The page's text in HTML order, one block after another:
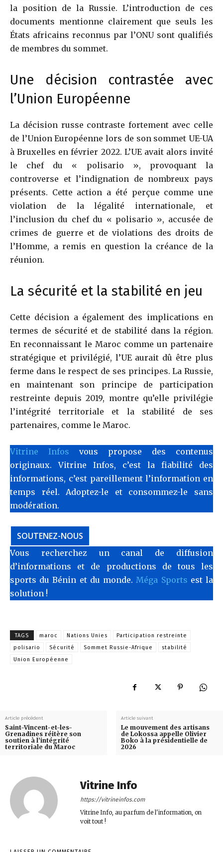
la position de la Russie. L’introduction de ces
documents mentionne clairement que seuls les
États africains reconnus par l’ONU sont qualifiés
de membres du sommet.
Une décision contrastée avec
l’Union Européenne
La décision russe contraste fortement avec celle
de l’Union Européenne lors de son sommet UE-UA
à Bruxelles en février 2022. L’UE avait alors invité
le chef du « polisario », provoquant la
controverse et l’indignation de nombreux pays
présents. Cette action a été perçue comme une
violation de la légalité internationale, et
l’inclusion du chef du « polisario », accusée de
crimes de guerre et de violations des droits de
l’Homme, a remis en question la créance de la
réunion.
La sécurité et la stabilité en jeu
Cette décision a également des implications en
termes de sécurité et de stabilité dans la région.
En reconnaissant le Maroc comme un partenaire
stratégique et privilégié, l’UE aurait dû être plus
ferme dans le respect de ses principes. La Russie,
en maintenant son principe de participation
restreinte depuis 2019, montre qu’elle privilégie
l’intégrité territoriale et la stabilité de ses
partenaires, comme le Maroc.
Vitrine Infos vous propose des contenus
originaux. Vitrine Infos, c’est la fiabilité des
informations, c’est pareillement l’information en
temps réel. Adoptez-le et consommez-le sans
modération.
SOUTENEZ-NOUS
Vous recherchez un canal de diffusion
d’informations et de productions de tous les
sports du Bénin et du monde. Méga Sports est la
solution !
TAGS maroc Nations Unies
Participation restreinte
polisario
Sécurité Sommet Russie-Afrique
stabilité
Union Européenne
Article précédent
Saint-Vincent-et-les-
Grenadines réitère son
soutien à l’intégrité
territoriale du Maroc
Article suivant
Le mouvement des artisans
de Lokossa appelle Olivier
Boko à la présidentielle de
2026
Vitrine Info
https://vitrineinfos.com
Vitrine Info, au parfum de l'information, on
voit tout !